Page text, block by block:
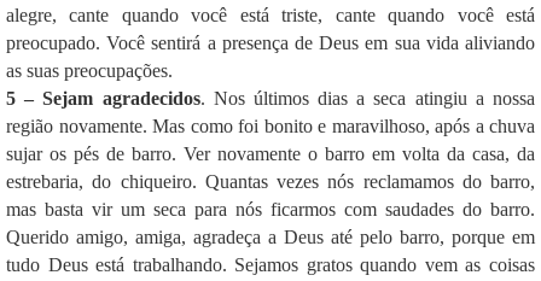
alegre, cante quando você está triste, cante quando você está
preocupado. Você sentirá a presença de Deus em sua vida aliviando
as suas preocupações.
5 – Sejam agradecidos. Nos últimos dias a seca atingiu a nossa
região novamente. Mas como foi bonito e maravilhoso, após a chuva
sujar os pés de barro. Ver novamente o barro em volta da casa, da
estrebaria, do chiqueiro. Quantas vezes nós reclamamos do barro,
mas basta vir um seca para nós ficarmos com saudades do barro.
Querido amigo, amiga, agradeça a Deus até pelo barro, porque em
tudo Deus está trabalhando. Sejamos gratos quando vem as coisas